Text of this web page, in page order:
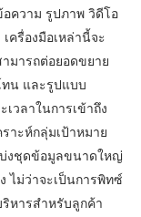
ความ รูปภาพ วิดีโอ
ครื่องมือเหล่านี้จะ
ามารถต่อยอดขยาย
ทน และรูปแบบ
วลาในการเข้าถึง
าะห์กลุ่มเป้าหมาย
บ่งชุดข้อมูลขนาดใหญ่
ไม่ว่าจะเป็นการพิทซ์
หารสำหรับลูกค้า